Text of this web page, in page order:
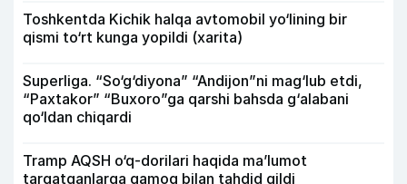
Toshkentda Kichik halqa avtomobil yo‘lining bir
qismi to‘rt kunga yopildi (xarita)
Superliga. “So‘g‘diyona” “Andijon”ni mag‘lub etdi,
“Paxtakor” “Buxoro”ga qarshi bahsda g‘alabani
qo‘ldan chiqardi
Tramp AQSH o‘q-dorilari haqida ma’lumot
tarqatganlarga qamoq bilan tahdid qildi